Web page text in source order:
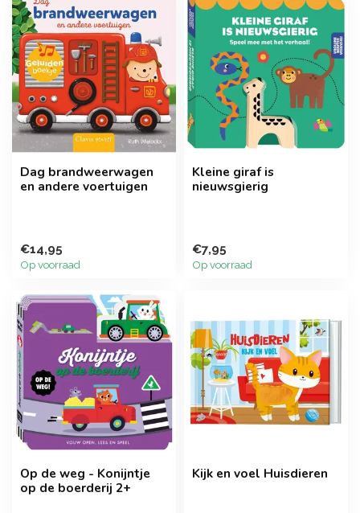
Dag brandweerwagen
en andere voertuigen
€14,95
Op voorraad
Kleine giraf is
nieuwsgierig
€7,95
Op voorraad
Op de weg - Konijntje
op de boerderij 2+
Kijk en voel Huisdieren